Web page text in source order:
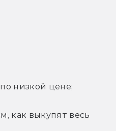
низкой цене;
как выкупят весь